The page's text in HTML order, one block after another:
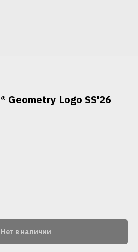
Geometry Logo SS'26
Нет в наличии